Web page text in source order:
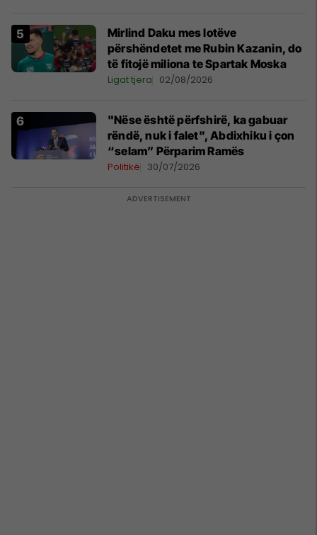
Mirlind Daku mes lotëve
përshëndetet me Rubin Kazanin, do
të fitojë miliona te Spartak Moska
Ligat tjera 02/08/2026
"Nëse është përfshirë, ka gabuar
rëndë, nuk i falet", Abdixhiku i çon
“selam” Përparim Ramës
Politikë 30/07/2026